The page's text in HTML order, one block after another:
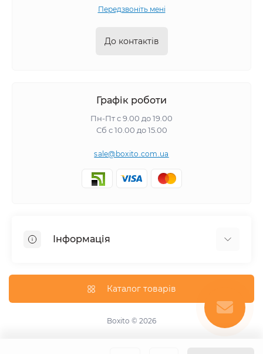
Передзвоніть мені
До контактів
Графік роботи
Пн-Пт с 9.00 до 19.00
Сб с 10.00 до 15.00
sale@boxito.com.ua
Інформація
Про магазин
Каталог товарів
Boxito © 2026